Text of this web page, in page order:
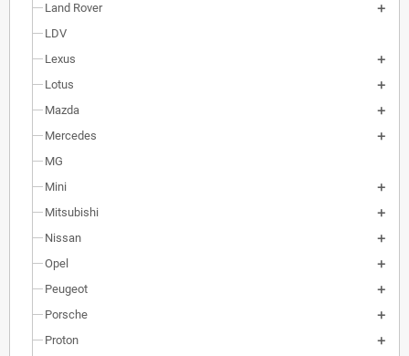
Land Rover
LDV
Lexus
Lotus
Mazda
Mercedes
MG
Mini
Mitsubishi
Nissan
Opel
Peugeot
Porsche
Proton